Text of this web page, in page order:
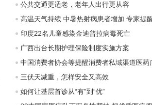
公共交通更适老，老年人出行更从容
印度22名儿童感染金迪普拉病毒死亡
广西出台长期护理保险制度实施方案
中国消费者协会等提醒消费者私域渠道医药
三伏天减重，怎样安全又高效
如何让基层首诊从“有”到“优”